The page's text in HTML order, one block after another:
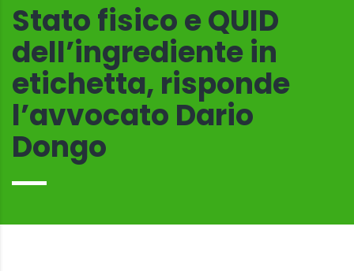
Stato fisico e QUID
dell’ingrediente in
etichetta, risponde
l’avvocato Dario
Dongo